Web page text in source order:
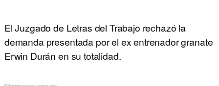
El Juzgado de Letras del Trabajo rechazó la
demanda presentada por el ex entrenador granate
Erwin Durán en su totalidad.